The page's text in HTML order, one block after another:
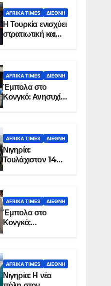
AFRIKA TIMES ΔΙΕΘΝΉ
Η Τουρκία ενισχύει
στρατιωτική και
ενεργειακή
Σομαλία
AFRIKA TIMES ΔΙΕΘΝΉ
Έμπολα στο
Κονγκό: Ανησυχία
για τη μεγάλη
AFRIKA TIMES ΔΙΕΘΝΉ
Νιγηρία:
Τουλάχιστον 14
νεκροί από
στην Οτούκπο
AFRIKA TIMES ΔΙΕΘΝΉ
Έμπολα στο
Κονγκό:
Ξεπέρασαν τους
AFRIKA TIMES ΔΙΕΘΝΉ
Νιγηρία: Η νέα